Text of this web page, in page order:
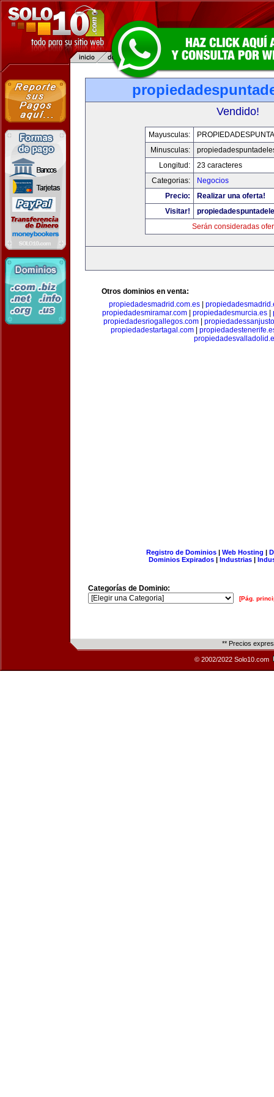
Vendido!
Mayusculas:
Minusculas:
Longitud:
23 caracteres
Categorias:
Negocios
Precio:
Realizar una oferta!
Visitar!
Serán consideradas
Otros dominios en venta:
propiedadesmadrid.com.es
propiedadesmiramar.com
propiedadesmurcia.es
propiedadesriogallegos.com|
propiedadestartagal.com|
Registro de Dominios| Web Hosting |
Dominios Expirados | Industrias |
Categorías de Dominio:
[Pág.
** Precios
© 2002/2022 Solo10.com